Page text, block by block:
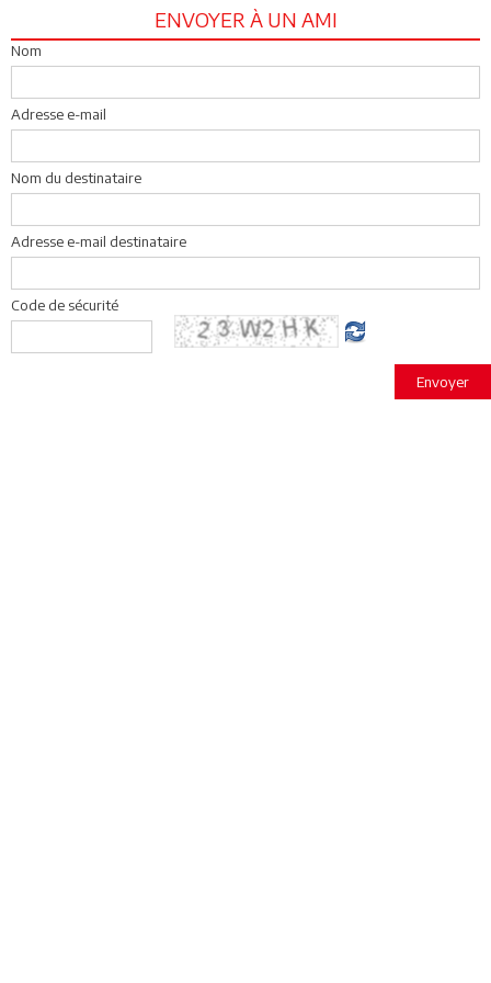
ENVOYER À UN AMI
Nom
Adresse e-mail
Nom du destinataire
Adresse e-mail destinataire
Code de sécurité
Envoyer